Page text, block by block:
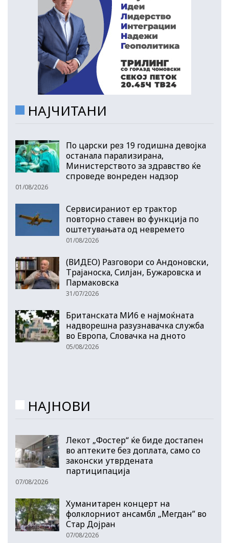
НАЈЧИТАНИ
По царски рез 19 годишна девојка
останала парализирана,
Министерството за здравство ќе
спроведе вонреден надзор
01/08/2026
Сервисираниот ер трактор
повторно ставен во функција по
оштетувањата од невремето
01/08/2026
(ВИДЕО) Разговори со Андоновски,
Трајаноска, Силјан, Бужаровска и
Пармаковска
31/07/2026
Британската МИ6 е најмоќната
надворешна разузнавачка служба
во Европа, Словачка на дното
05/08/2026
НАЈНОВИ
Лекот „Фостер“ ќе биде достапен
во аптеките без доплата, само со
законски утврдената
партиципација
07/08/2026
Хуманитарен концерт на
фолклорниот ансамбл „Мегдан” во
Стар Дојран
07/08/2026